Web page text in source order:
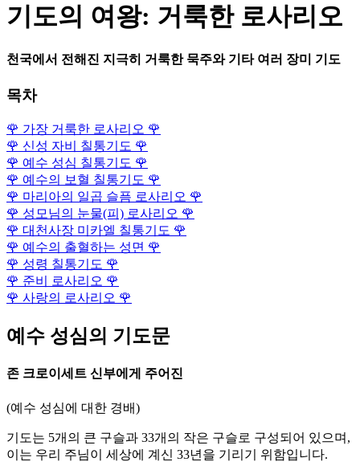
기도의 여왕: 거룩한 로사리오
천국에서 전해진 지극히 거룩한 묵주와 기타 여러 장미 기도
목차
🌹 가장 거룩한 로사리오 🌹
🌹 신성 자비 칠통기도 🌹
🌹 예수 성심 칠통기도 🌹
🌹 예수의 보혈 칠통기도 🌹
🌹 마리아의 일곱 슬픔 로사리오 🌹
🌹 성모님의 눈물(피) 로사리오 🌹
🌹 대천사장 미카엘 칠통기도 🌹
🌹 예수의 출혈하는 성면 🌹
🌹 성령 칠통기도 🌹
🌹 준비 로사리오 🌹
🌹 사랑의 로사리오 🌹
예수 성심의 기도문
존 크로이세트 신부에게 주어진
(예수 성심에 대한 경배)
기도는 5개의 큰 구슬과 33개의 작은 구슬로 구성되어 있으며,
이는 우리 주님이 세상에 계신 33년을 기리기 위함입니다.